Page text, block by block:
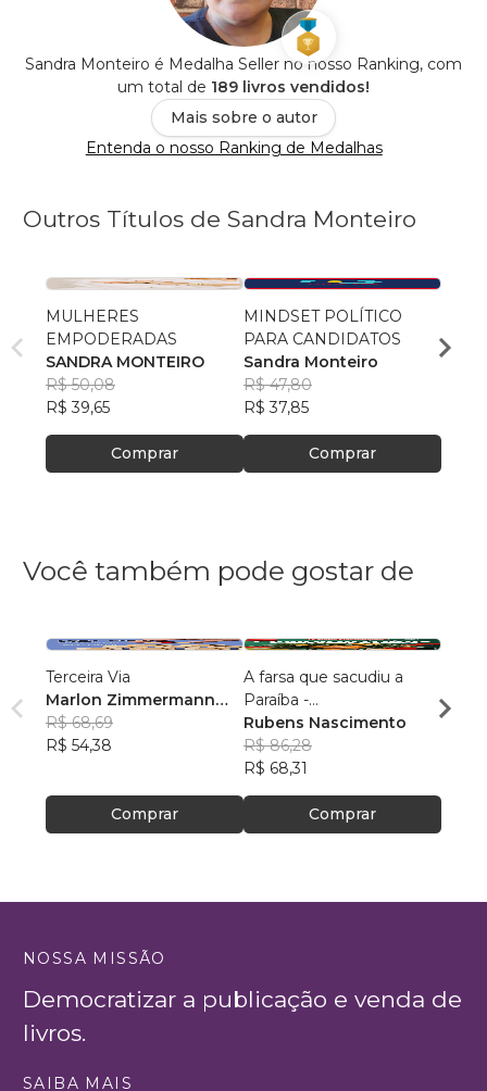
Sandra Monteiro é Medalha Seller no nosso Ranking, com
um total de 189 livros vendidos!
Mais sobre o autor
Entenda o nosso Ranking de Medalhas
Outros Títulos de Sandra Monteiro
MULHERES
EMPODERADAS
SANDRA MONTEIRO
R$ 50,08
R$ 39,65
Comprar
MINDSET POLÍTICO
PARA CANDIDATOS
Sandra Monteiro
R$ 47,80
R$ 37,85
Comprar
Você também pode gostar de
Terceira Via
Marlon Zimmermann
Bewiahn
R$ 68,69
R$ 54,38
Comprar
A farsa que sacudiu a
Paraíba -
CANDIDATURAS
LARANJAS
Rubens Nascimento
R$ 86,28
R$ 68,31
Comprar
DA
NOSSA MISSÃO
Democratizar a publicação e venda de
livros.
SAIBA MAIS